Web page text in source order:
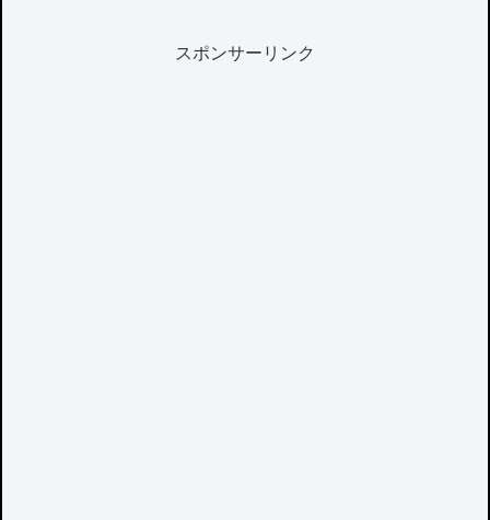
スポンサーリンク